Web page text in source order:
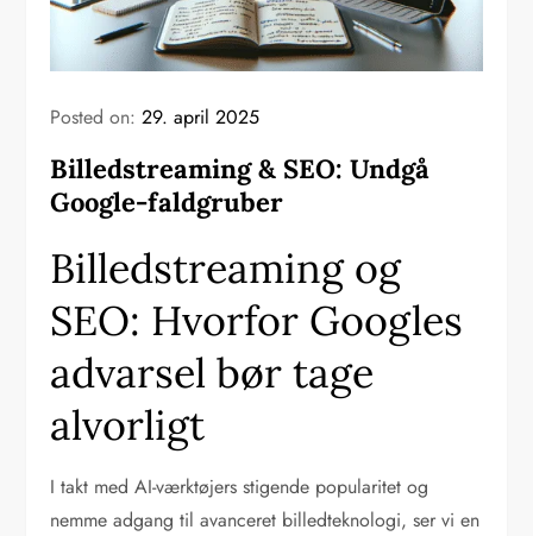
Posted on:29. april 2025
Billedstreaming & SEO: Undgå
Google-faldgruber
Billedstreaming og
SEO: Hvorfor Googles
advarsel bør tage
alvorligt
I takt med AI-værktøjers stigende popularitet og
nemme adgang til avanceret billedteknologi, ser vi en